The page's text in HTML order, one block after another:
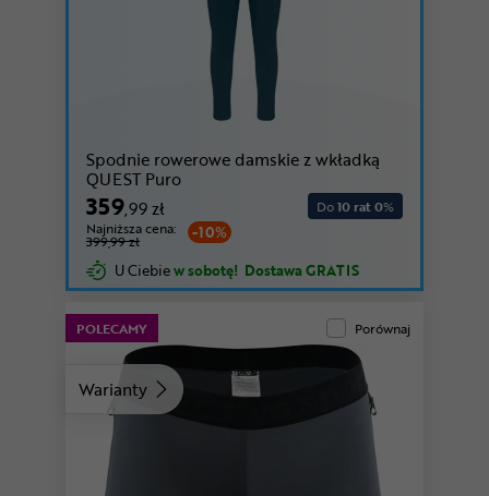
Spodnie rowerowe damskie z wkładką
QUEST Puro
359,99 zł
-10%
Najniższa cena:
399,99 zł
Do10 rat 0%
U Ciebiew sobotę! Dostawa GRATIS
Warianty
POLECAMY Porównaj